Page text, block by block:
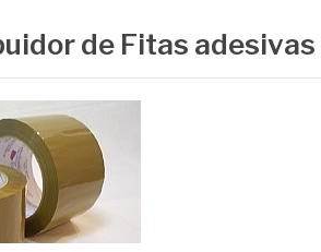
de Fitas